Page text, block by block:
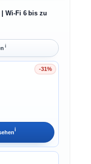
| Wi-Fi 6 bis zu
ℹ︎
-31%
ℹ︎